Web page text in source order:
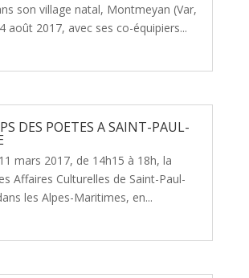
son village natal, Montmeyan (Var,
août 2017, avec ses co-équipiers...
DES POETES A SAINT-PAUL-
mars 2017, de 14h15 à 18h, la
Affaires Culturelles de Saint-Paul-
les Alpes-Maritimes, en...